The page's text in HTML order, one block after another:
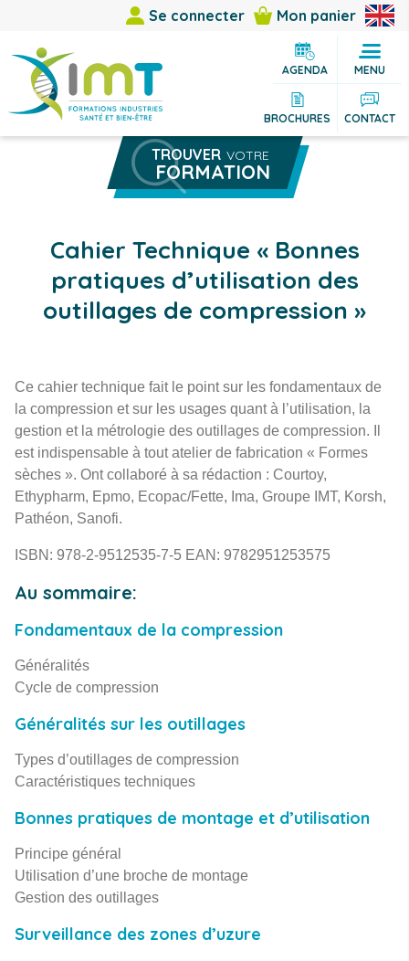
Se connecter Mon panier
MENU
AGENDA
BROCHURES CONTACT
TROUVER VOTRE
FORMATION
Rechercher une formation
Vous cherchez
RECHERCHE
Cahier Technique « Bonnes
pratiques d’utilisation des
outillages de compression »
Ce cahier technique fait le point sur les fondamentaux de
la compression et sur les usages quant à l’utilisation, la
gestion et la métrologie des outillages de compression. Il
est indispensable à tout atelier de fabrication « Formes
sèches ». Ont collaboré à sa rédaction : Courtoy,
Ethypharm, Epmo, Ecopac/Fette, Ima, Groupe IMT, Korsh,
Pathéon, Sanofi.
ISBN: 978-2-9512535-7-5 EAN: 9782951253575
Au sommaire:
Fondamentaux de la compression
Généralités
Cycle de compression
​Généralités sur les outillages
Types d’outillages de compression
Caractéristiques techniques
Bonnes pratiques de montage et d’utilisation
Principe général
Utilisation d’une broche de montage​
Gestion des outillages
Surveillance des zones d’uzure